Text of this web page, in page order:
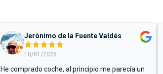
Jerónimo de la Fuente Valdés
10/01/2026
He comprado coche, al principio me parecía un